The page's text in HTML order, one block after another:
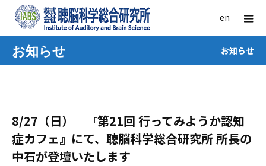
menu
お知らせ お知らせ
8/27（日）｜『第21回 行ってみようか認知
症カフェ』にて、聴脳科学総合研究所 所長の
中石が登壇いたします